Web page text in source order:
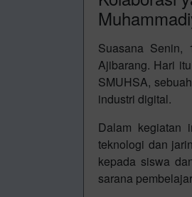
Suasana Senin,
Ajibarang. Hari
SMUHSA,
industri digital.
Dalam kegiatan
teknologi dan
kepada siswa
sarana